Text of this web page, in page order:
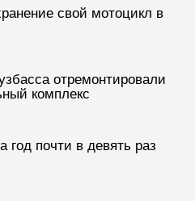
свой мотоцикл в
отремонтировали
комплекс
год почти в девять раз